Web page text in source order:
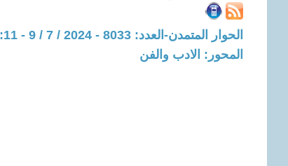
الحوار المتمدن-العدد: 8033 - 2024 / 7 / 9 - 08:11
المحور: الادب والفن